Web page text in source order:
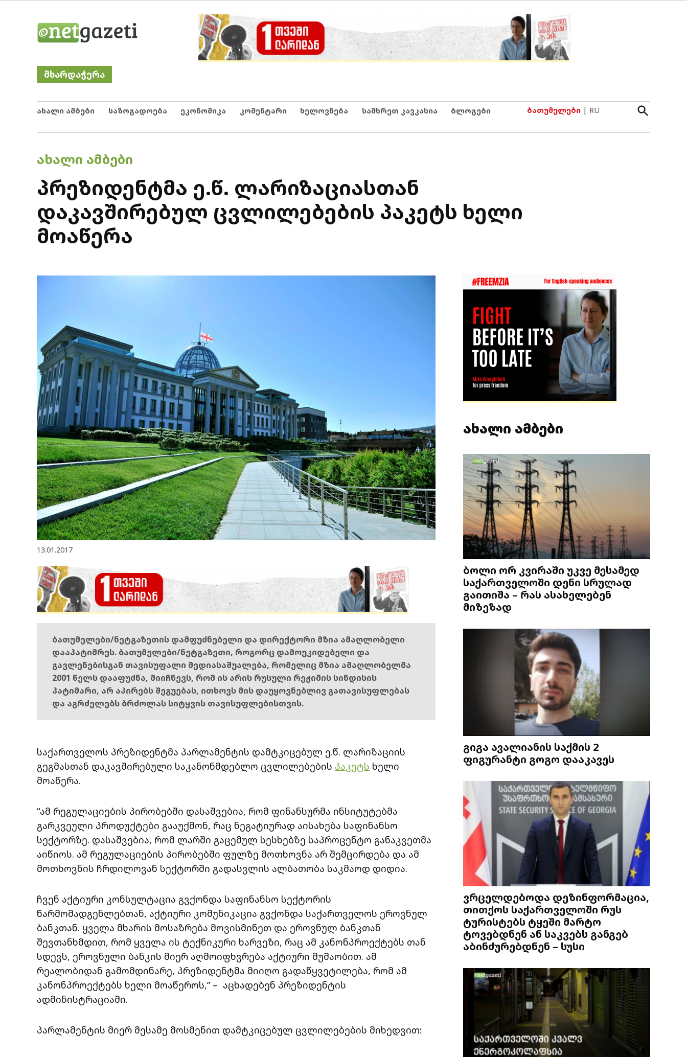
Netgazeti
მხარდაჭერა
ახალი ამბები საზოგადოება ეკონომიკა კომენტარი ხელოვნება სამხრეთ კავკასია ბლოგები ბათუმელები | RU
Open
Search
POSTED
ᲐᲮᲐᲚᲘ ᲐᲛᲑᲔᲑᲘ
პრეზიდენტმა ე.წ. ლარიზაციასთან
დაკავშირებულ ცვლილებების პაკეტს ხელი
მოაწერა
13.01.2017
ბათუმელები/ნეტგაზეთის დამფუძნებელი და დირექტორი მზია ამაღლობელი
დააპატიმრეს. ბათუმელები/ნეტგაზეთი, როგორც დამოუკიდებელი და
გავლენებისგან თავისუფალი მედიასაშუალება, რომელიც მზია ამაღლობელმა
2001 წელს დააფუძნა, მიიჩნევს, რომ ის არის რუსული რეჟიმის სინდისის
პატიმარი, არ აპირებს შეგუებას, ითხოვს მის დაუყოვნებლივ გათავისუფლებას
და აგრძელებს ბრძოლას სიტყვის თავისუფლებისთვის.
საქართველოს პრეზიდენტმა პარლამენტის დამტკიცებულ ე.წ. ლარიზაციის
გეგმასთან დაკავშირებული საკანონმდებლო ცვლილებების პაკეტს ხელი
მოაწერა.
“ამ რეგულაციების პირობებში დასაშვებია, რომ ფინანსურმა ინსიტუტებმა
გარკვეული პროდუქტები გააუქმონ, რაც ნეგატიურად აისახება საფინანსო
სექტორზე. დასაშვებია, რომ ლარში გაცემულ სესხებზე საპროცენტო განაკვეთმა
აიწიოს. ამ რეგულაციების პირობებში ფულზე მოთხოვნა არ შემცირდება და ამ
მოთხოვნის ჩრდილოვან სექტორში გადასვლის ალბათობა საკმაოდ დიდია.
ჩვენ აქტიური კონსულტაცია გვქონდა საფინანსო სექტორის
წარმომადგენლებთან, აქტიური კომუნიკაცია გვქონდა საქართველოს ეროვნულ
ბანკთან. ყველა მხარის მოსაზრება მოვისმინეთ და ეროვნულ ბანკთან
შევთანხმდით, რომ ყველა ის ტექნიკური ხარვეზი, რაც ამ კანონპროექტებს თან
სდევს, ეროვნული ბანკის მიერ აღმოიფხვრება აქტიური მუშაობით. ამ
რეალობიდან გამომდინარე, პრეზიდენტმა მიიღო გადაწყვეტილება, რომ ამ
კანონპროექტებს ხელი მოაწეროს,” – აცხადებენ პრეზიდენტის
ადმინისტრაციაში.
პარლამენტის მიერ მესამე მოსმენით დამტკიცებულ ცვლილებების მიხედვით:
ახალი ამბები
ბოლი ორ კვირაში უკვე მესამედ
საქართველოში დენი სრულად
გაითიშა – რას ასახელებენ
მიზეზად
გიგა ავალიანის საქმის 2
ფიგურანტი გოგო დააკავეს
ვრცელდებოდა დეზინფორმაცია,
თითქოს საქართველოში რუს
ტურისტებს ტყეში მარტო
ტოვებდნენ ან საკვებს განგებ
აბინძურებდნენ – სუსი